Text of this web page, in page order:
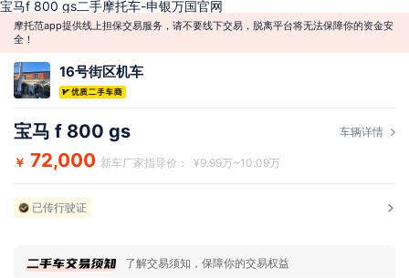
宝马f 800 gs二手摩托车-申银万国官网
摩托范app提供线上担保交易服务，请不要线下交易，脱离平台将无法保障你的资金安
全！
16号街区机车
宝马 f 800 gs 车辆详情
￥ 72,000 新车厂家指导价： ¥9.99万~10.09万
已传行驶证
了解交易须知，保障你的交易权益